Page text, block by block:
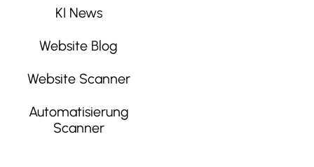
KI News
Website Blog
Website Scanner
Automatisierung
Scanner